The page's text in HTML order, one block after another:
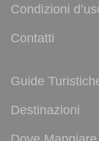
Condizioni
Contatti
Guide
Destinazioni